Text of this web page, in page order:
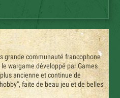
grande communauté francophone
le wargame développé par Games
ancienne et continue de
faite de beau jeu et de belles